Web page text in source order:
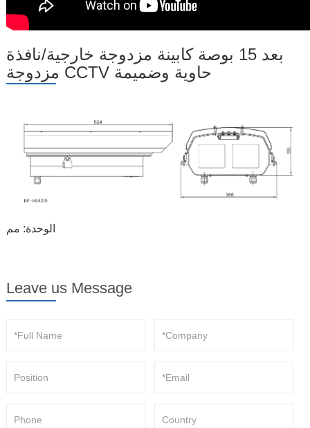
بعد 15 بوصة كابينة مزدوجة خارجية/نافذة
مزدوجة CCTV حاوية وضميمة
الوحدة: مم
Leave us Message